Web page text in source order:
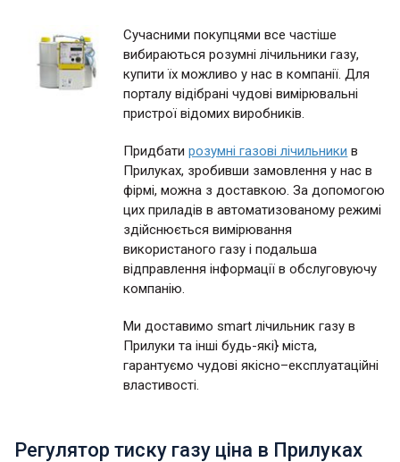
Сучасними покупцями все частіше
вибираються розумні лічильники газу,
купити їх можливо у нас в компанії. Для
порталу відібрані чудові вимірювальні
пристрої відомих виробників.
Придбатирозумні газові лічильники в
Прилуках, зробивши замовлення у нас в
фірмі, можна з доставкою. За допомогою
цих приладів в автоматизованому режимі
здійснюється вимірювання
використаного газу і подальша
відправлення інформації в обслуговуючу
компанію.
Ми доставимо smart лічильник газу в
Прилуки та інші будь-які} міста,
гарантуємо чудові якісно–експлуатаційні
властивості.
Регулятор тиску газу ціна в Прилуках